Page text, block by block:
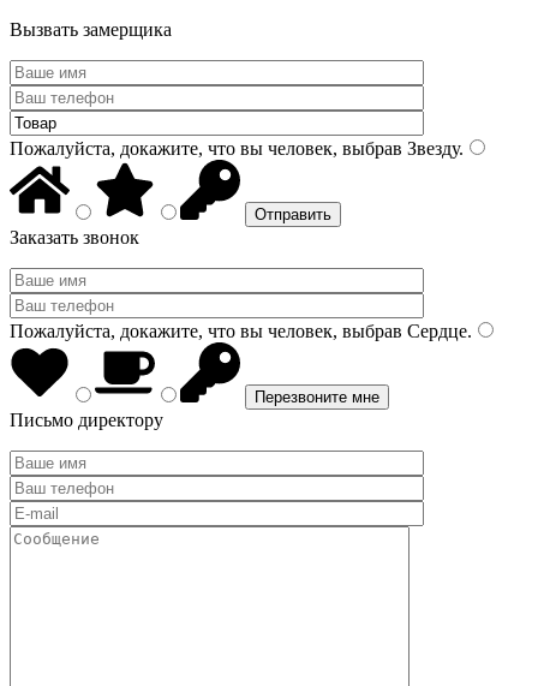
Вызвать замерщика
Пожалуйста, докажите, что вы человек, выбрав Звезду.
Заказать звонок
Пожалуйста, докажите, что вы человек, выбрав Сердце.
Письмо директору